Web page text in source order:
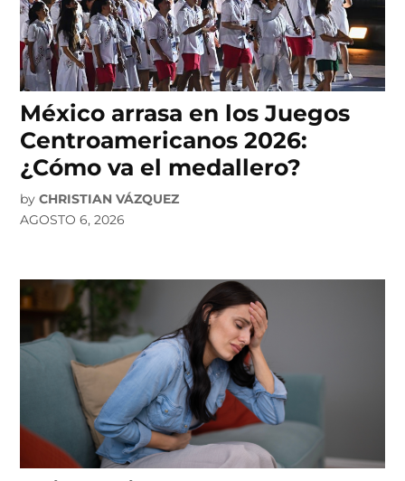
México arrasa en los Juegos
Centroamericanos 2026:
¿Cómo va el medallero?
by CHRISTIAN VÁZQUEZ
AGOSTO 6, 2026